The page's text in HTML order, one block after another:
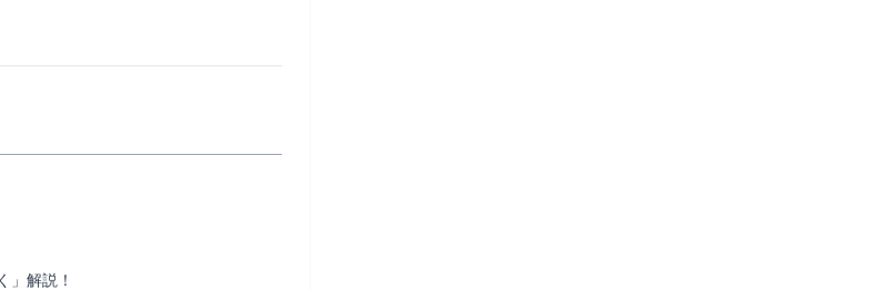
」解説！